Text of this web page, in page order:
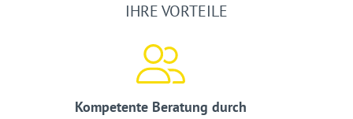
IHRE VORTEILE
Kompetente Beratung durch